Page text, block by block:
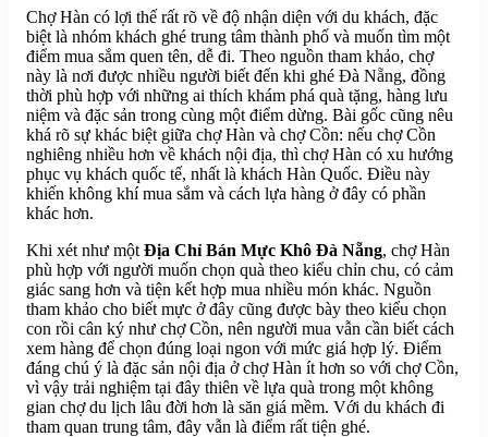
Chợ Hàn có lợi thế rất rõ về độ nhận diện với du khách, đặc
biệt là nhóm khách ghé trung tâm thành phố và muốn tìm một
điểm mua sắm quen tên, dễ đi. Theo nguồn tham khảo, chợ
này là nơi được nhiều người biết đến khi ghé Đà Nẵng, đồng
thời phù hợp với những ai thích khám phá quà tặng, hàng lưu
niệm và đặc sản trong cùng một điểm dừng. Bài gốc cũng nêu
khá rõ sự khác biệt giữa chợ Hàn và chợ Cồn: nếu chợ Cồn
nghiêng nhiều hơn về khách nội địa, thì chợ Hàn có xu hướng
phục vụ khách quốc tế, nhất là khách Hàn Quốc. Điều này
khiến không khí mua sắm và cách lựa hàng ở đây có phần
khác hơn.
Khi xét như một Địa Chỉ Bán Mực Khô Đà Nẵng, chợ Hàn
phù hợp với người muốn chọn quà theo kiểu chỉn chu, có cảm
giác sang hơn và tiện kết hợp mua nhiều món khác. Nguồn
tham khảo cho biết mực ở đây cũng được bày theo kiểu chọn
con rồi cân ký như chợ Cồn, nên người mua vẫn cần biết cách
xem hàng để chọn đúng loại ngon với mức giá hợp lý. Điểm
đáng chú ý là đặc sản nội địa ở chợ Hàn ít hơn so với chợ Cồn,
vì vậy trải nghiệm tại đây thiên về lựa quà trong một không
gian chợ du lịch lâu đời hơn là săn giá mềm. Với du khách đi
tham quan trung tâm, đây vẫn là điểm rất tiện ghé.